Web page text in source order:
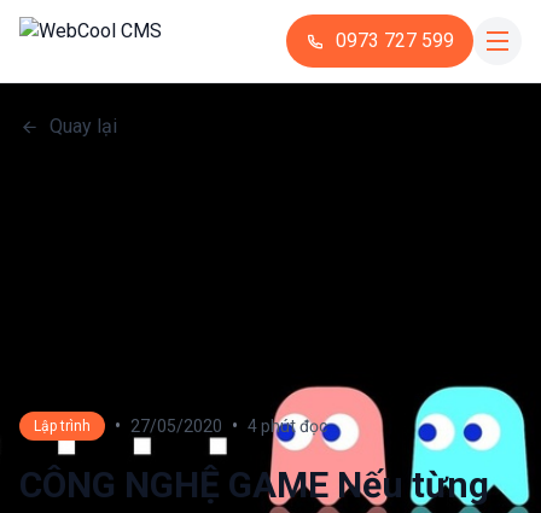
0973 727 599
Quay lại
Lập trình • 27/05/2020 • 4 phút đọc
CÔNG NGHỆ GAME Nếu từng